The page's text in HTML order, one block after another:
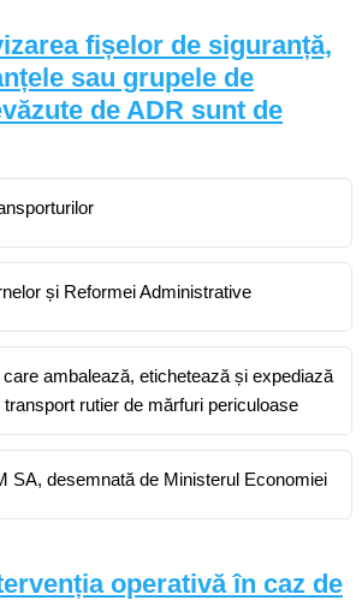
fișelor de siguranță,
sau grupele de
de ADR sunt de
și Reformei Administrative
care ambalează, etichetează și expediază
rutier de mărfuri periculoase
SA, desemnată de Ministerul Economiei
operativă în caz de